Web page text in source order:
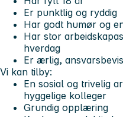
Er punktlig og ryddig
Har godt humør og
Har stor
hverdag
Er ærlig,
Vi kan tilby:
En sosial og trivelig
hyggelige kolleger
Grundig opplæring